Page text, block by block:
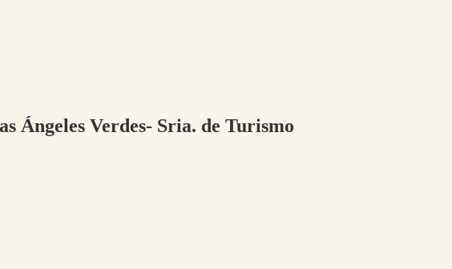
Ángeles Verdes- Sria. de Turismo